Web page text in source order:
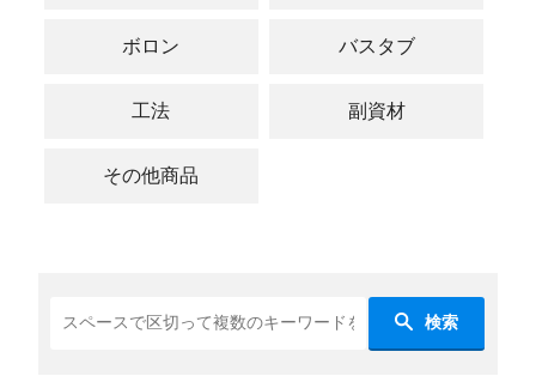
ボロン バスタブ
工法 副資材
その他商品
検索